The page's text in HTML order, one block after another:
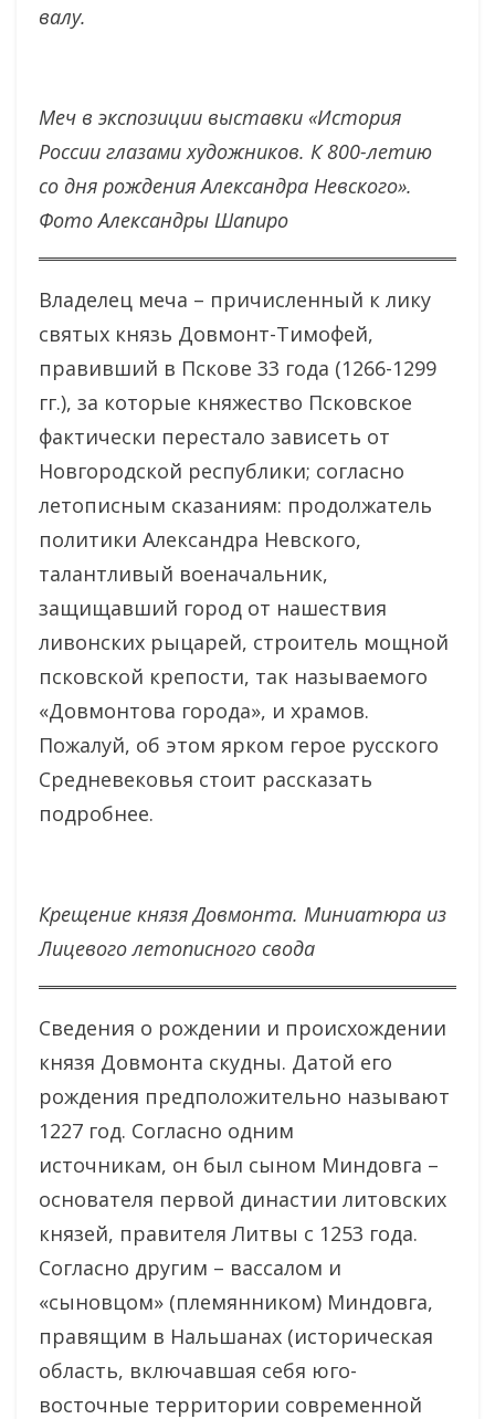
валу.
Меч в экспозиции выставки «История
России глазами художников. К 800-летию
со дня рождения Александра Невского».
Фото Александры Шапиро
Владелец меча – причисленный к лику
святых князь Довмонт-Тимофей,
правивший в Пскове 33 года (1266-1299
гг.), за которые княжество Псковское
фактически перестало зависеть от
Новгородской республики; согласно
летописным сказаниям: продолжатель
политики Александра Невского,
талантливый военачальник,
защищавший город от нашествия
ливонских рыцарей, строитель мощной
псковской крепости, так называемого
«Довмонтова города», и храмов.
Пожалуй, об этом ярком герое русского
Средневековья стоит рассказать
подробнее.
Крещение князя Довмонта. Миниатюра из
Лицевого летописного свода
Сведения о рождении и происхождении
князя Довмонта скудны. Датой его
рождения предположительно называют
1227 год. Согласно одним
источникам, он был сыном Миндовга –
основателя первой династии литовских
князей, правителя Литвы с 1253 года.
Согласно другим – вассалом и
«сыновцом» (племянником) Миндовга,
правящим в Нальшанах (историческая
область, включавшая себя юго-
восточные территории современной